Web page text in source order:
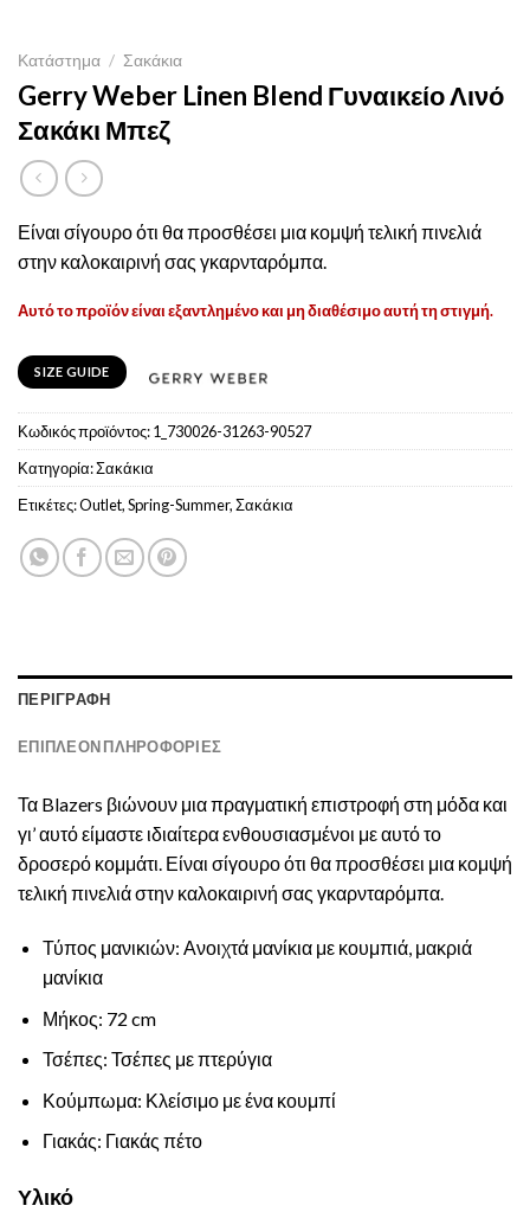
Κατάστημα / Σακάκια
Gerry Weber Linen Blend Γυναικείο Λινό
Σακάκι Μπεζ
Είναι σίγουρο ότι θα προσθέσει μια κομψή τελική πινελιά
στην καλοκαιρινή σας γκαρνταρόμπα.
Αυτό το προϊόν είναι εξαντλημένο και μη διαθέσιμο αυτή τη στιγμή.
SIZE GUIDE
Κωδικός προϊόντος:1_730026-31263-90527
Κατηγορία:Σακάκια
Ετικέτες:Outlet,Spring-Summer,Σακάκια
ΠΕΡΙΓΡΑΦΉ
ΕΠΙΠΛΈΟΝ ΠΛΗΡΟΦΟΡΊΕΣ
Τα Blazers βιώνουν μια πραγματική επιστροφή στη μόδα και
γι’ αυτό είμαστε ιδιαίτερα ενθουσιασμένοι με αυτό το
δροσερό κομμάτι. Είναι σίγουρο ότι θα προσθέσει μια κομψή
τελική πινελιά στην καλοκαιρινή σας γκαρνταρόμπα.
Τύπος μανικιών: Ανοιχτά μανίκια με κουμπιά, μακριά
μανίκια
Μήκος: 72 cm
Τσέπες: Τσέπες με πτερύγια
Κούμπωμα: Κλείσιμο με ένα κουμπί
Γιακάς: Γιακάς πέτο
Υλικό